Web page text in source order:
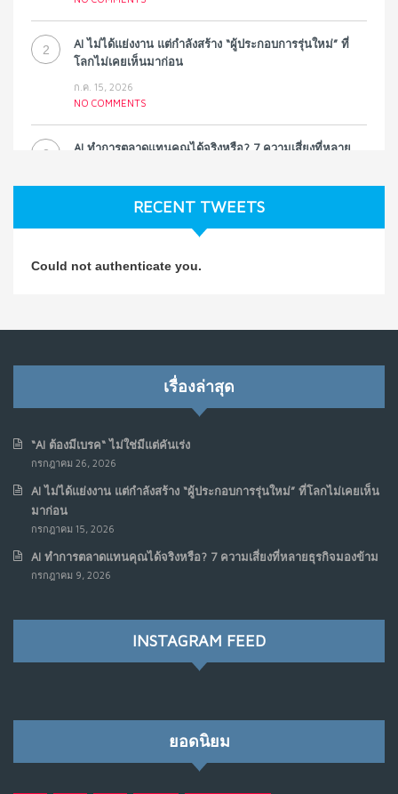
2
AI ไม่ได้แย่งงาน แต่กำลังสร้าง “ผู้ประกอบการรุ่นใหม่” ที่
โลกไม่เคยเห็นมาก่อน
ก.ค. 15, 2026
NO COMMENTS
3
AI ทำการตลาดแทนคุณได้จริงหรือ? 7 ความเสี่ยงที่หลาย
NO COMMENTS
Koe ในแบบอาจารย์บอม
รัฐอาจเป็นจุดเริ่มต้นของ “ขบวนการประท้วงดิจิทัล” ครั้งใหม่
6
7
เมื่อรัฐบาลเริ่มคิดแบบแพลตฟอร์ม : AI กำลังเปลี่ยนรัฐ
ราชการไปตลอดกาล
NO COMMENTS
เมื่อโลกออนไลน์ กลายเป็น“ศาลเตี้ย”
9
RECENT TWEETS
Could not authenticate you.
เรื่องล่าสุด
“AI ต้องมีเบรค“ ไม่ใช่มีแต่คันเร่ง
กรกฎาคม 26, 2026
AI ไม่ได้แย่งงาน แต่กำลังสร้าง “ผู้ประกอบการรุ่นใหม่” ที่โลกไม่เคยเห็น
มาก่อน
กรกฎาคม 15, 2026
AI ทำการตลาดแทนคุณได้จริงหรือ? 7 ความเสี่ยงที่หลายธุรกิจมองข้าม
กรกฎาคม 9, 2026
INSTAGRAM FEED
ยอดนิยม